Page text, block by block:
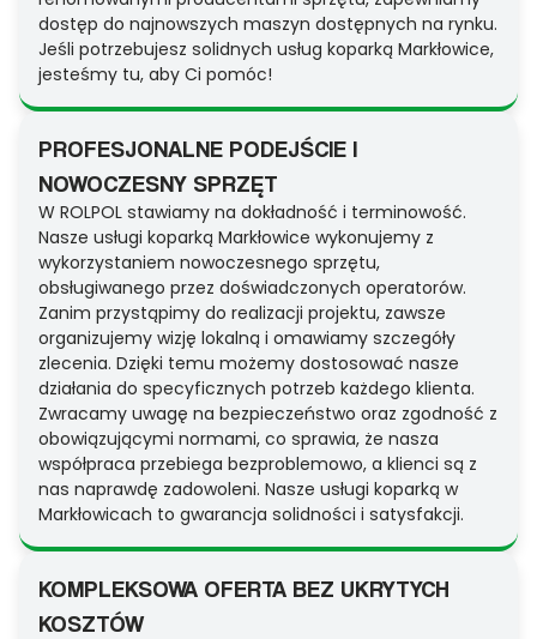
dostęp do najnowszych maszyn dostępnych na rynku.
Jeśli potrzebujesz solidnych usług koparką Markłowice,
jesteśmy tu, aby Ci pomóc!
PROFESJONALNE PODEJŚCIE I
NOWOCZESNY SPRZĘT
W ROLPOL stawiamy na dokładność i terminowość.
Nasze usługi koparką Markłowice wykonujemy z
wykorzystaniem nowoczesnego sprzętu,
obsługiwanego przez doświadczonych operatorów.
Zanim przystąpimy do realizacji projektu, zawsze
organizujemy wizję lokalną i omawiamy szczegóły
zlecenia. Dzięki temu możemy dostosować nasze
działania do specyficznych potrzeb każdego klienta.
Zwracamy uwagę na bezpieczeństwo oraz zgodność z
obowiązującymi normami, co sprawia, że nasza
współpraca przebiega bezproblemowo, a klienci są z
nas naprawdę zadowoleni. Nasze usługi koparką w
Markłowicach to gwarancja solidności i satysfakcji.
KOMPLEKSOWA OFERTA BEZ UKRYTYCH
KOSZTÓW